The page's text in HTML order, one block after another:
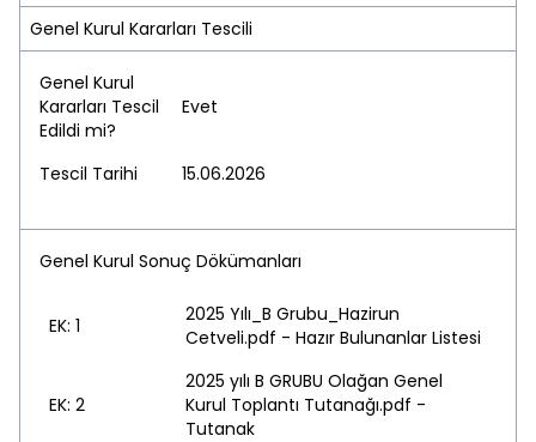
Genel Kurul Kararları Tescili
Genel Kurul
Kararları Tescil
Edildi mi?
Evet
Tescil Tarihi 15.06.2026
Genel Kurul Sonuç Dökümanları
EK: 1
2025 Yılı_B Grubu_Hazirun
Cetveli.pdf - Hazır Bulunanlar Listesi
EK: 2
2025 yılı B GRUBU Olağan Genel
Kurul Toplantı Tutanağı.pdf -
Tutanak